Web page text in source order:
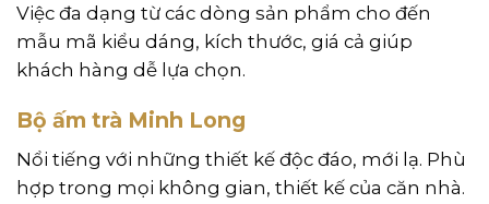
Việc đa dạng từ các dòng sản phẩm cho đến
mẫu mã kiểu dáng, kích thước, giá cả giúp
khách hàng dễ lựa chọn.
Bộ ấm trà Minh Long
Nổi tiếng với những thiết kế độc đáo, mới lạ. Phù
hợp trong mọi không gian, thiết kế của căn nhà.